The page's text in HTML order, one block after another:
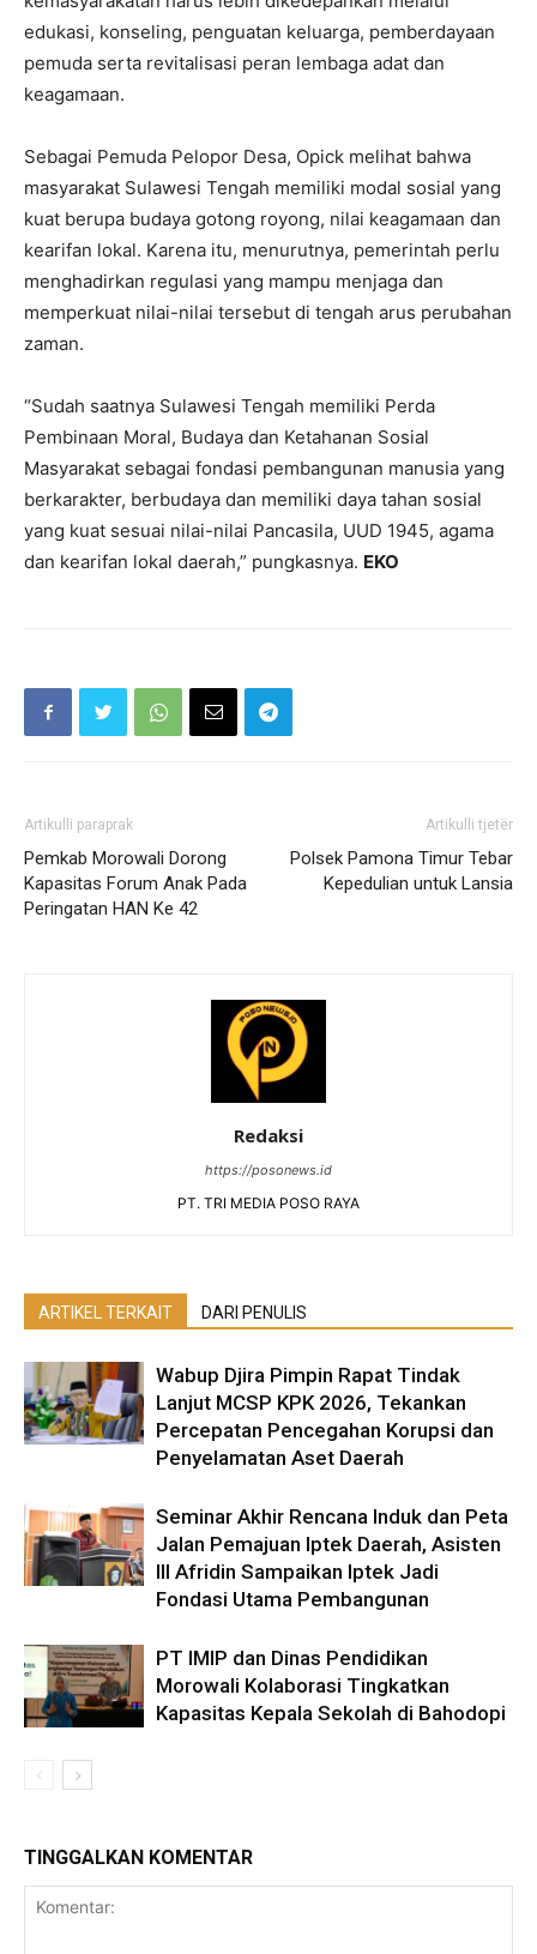
edukasi, konseling, penguatan keluarga, pemberdayaan
pemuda serta revitalisasi peran lembaga adat dan
keagamaan.
Sebagai Pemuda Pelopor Desa, Opick melihat bahwa
masyarakat Sulawesi Tengah memiliki modal sosial yang
kuat berupa budaya gotong royong, nilai keagamaan dan
kearifan lokal. Karena itu, menurutnya, pemerintah perlu
menghadirkan regulasi yang mampu menjaga dan
memperkuat nilai-nilai tersebut di tengah arus perubahan
zaman.
“Sudah saatnya Sulawesi Tengah memiliki Perda
Pembinaan Moral, Budaya dan Ketahanan Sosial
Masyarakat sebagai fondasi pembangunan manusia yang
berkarakter, berbudaya dan memiliki daya tahan sosial
yang kuat sesuai nilai-nilai Pancasila, UUD 1945, agama
dan kearifan lokal daerah,” pungkasnya. EKO
Artikulli paraprak
Pemkab Morowali Dorong
Kapasitas Forum Anak Pada
Peringatan HAN Ke 42
Artikulli tjetër
Polsek Pamona Timur Tebar
Kepedulian untuk Lansia
Redaksi
https://posonews.id
PT. TRI MEDIA POSO RAYA
ARTIKEL TERKAIT DARI PENULIS
Wabup Djira Pimpin Rapat Tindak
Lanjut MCSP KPK 2026, Tekankan
Percepatan Pencegahan Korupsi dan
Penyelamatan Aset Daerah
Seminar Akhir Rencana Induk dan Peta
Jalan Pemajuan Iptek Daerah, Asisten
III Afridin Sampaikan Iptek Jadi
Fondasi Utama Pembangunan
PT IMIP dan Dinas Pendidikan
Morowali Kolaborasi Tingkatkan
Kapasitas Kepala Sekolah di Bahodopi
TINGGALKAN KOMENTAR